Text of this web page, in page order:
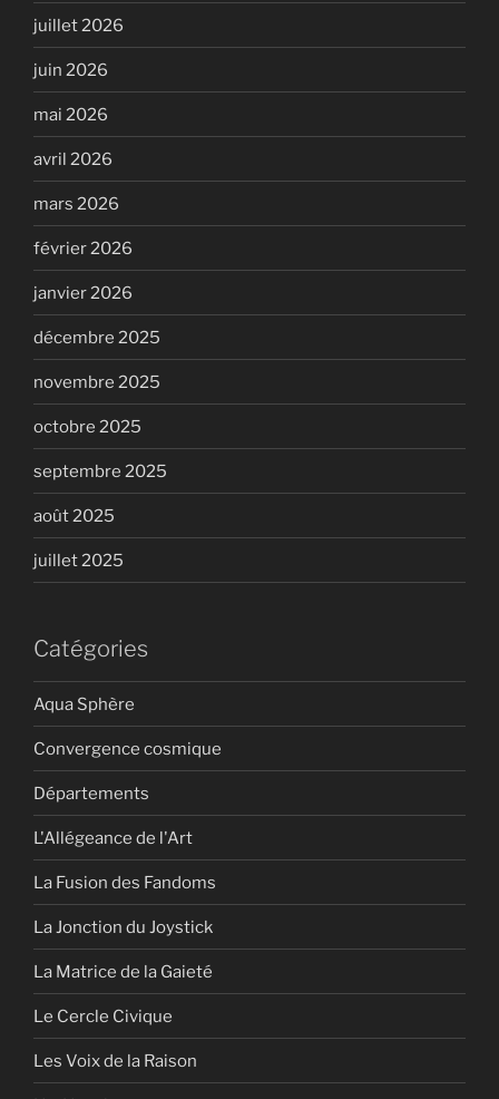
juillet 2026
juin 2026
mai 2026
avril 2026
mars 2026
février 2026
janvier 2026
décembre 2025
novembre 2025
octobre 2025
septembre 2025
août 2025
juillet 2025
Catégories
Aqua Sphère
Convergence cosmique
Départements
L'Allégeance de l'Art
La Fusion des Fandoms
La Jonction du Joystick
La Matrice de la Gaieté
Le Cercle Civique
Les Voix de la Raison